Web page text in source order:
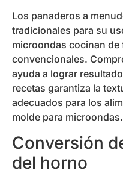
Los panaderos a
tradicionales para su
microondas cocinan
convencionales.
ayuda a lograr
recetas garantiza la
adecuados para los
molde para microondas.
Conversión
del horno